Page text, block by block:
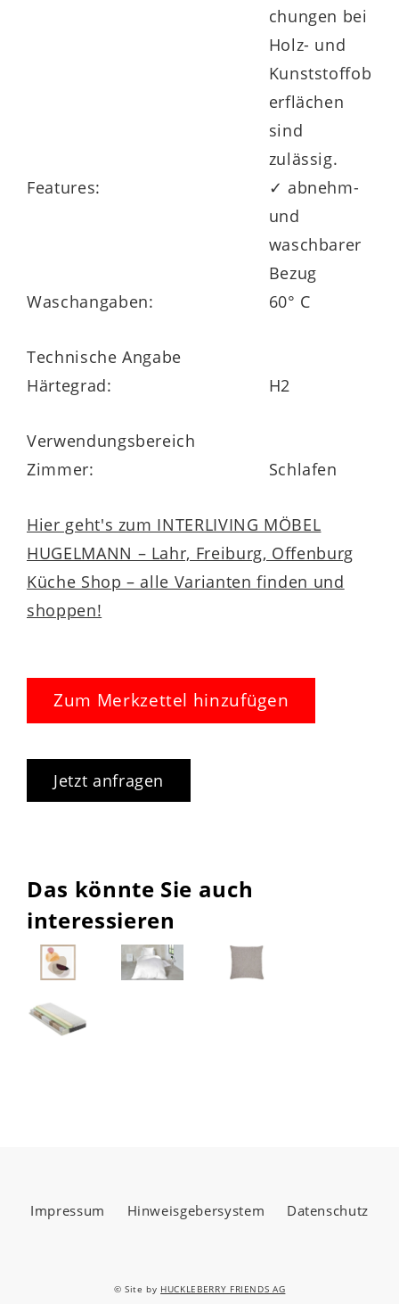
chungen bei
Holz- und
Kunststoffob
erflächen
sind
zulässig.
Features:
✓ abnehm-
und
waschbarer
Bezug
Waschangaben:
60° C
Technische Angabe
Härtegrad:
H2
Verwendungsbereich
Zimmer:
Schlafen
Hier geht's zum INTERLIVING MÖBEL
HUGELMANN – Lahr, Freiburg, Offenburg
Küche Shop – alle Varianten finden und
shoppen!
Zum Merkzettel hinzufügen
Jetzt anfragen
Das könnte Sie auch
interessieren
Impressum Hinweisgebersystem Datenschutz
© Site by HUCKLEBERRY FRIENDS AG